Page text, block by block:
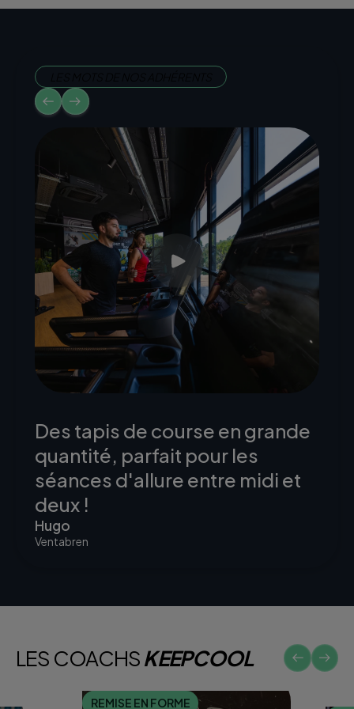
Des tapis de course en grande
quantité, parfait pour les
séances d'allure entre midi et
deux !
Hugo
Ventabren
LES COACHSKEEPCOOL
REMISE EN FORME